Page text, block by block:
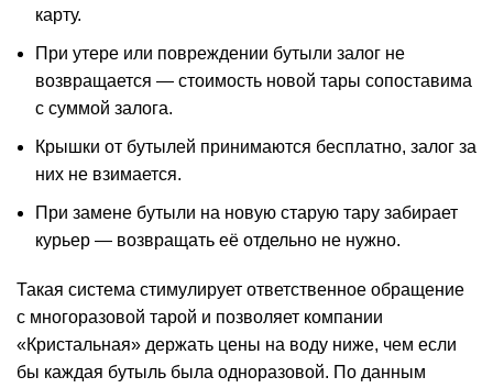
карту.
При утере или повреждении бутыли залог не
возвращается — стоимость новой тары сопоставима
с суммой залога.
Крышки от бутылей принимаются бесплатно, залог за
них не взимается.
При замене бутыли на новую старую тару забирает
курьер — возвращать её отдельно не нужно.
Такая система стимулирует ответственное обращение
с многоразовой тарой и позволяет компании
«Кристальная» держать цены на воду ниже, чем если
бы каждая бутыль была одноразовой. По данным